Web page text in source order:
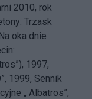
2010, rok
Trzask
oka dnie
1997,
1999, Sennik
„ Albatros”,